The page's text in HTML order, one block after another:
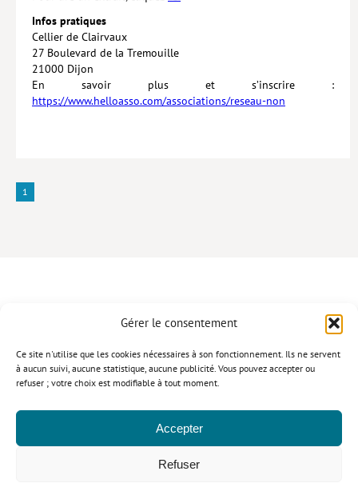
Gérer le consentement
Ce site n'utilise que les cookies nécessaires à son fonctionnement. Ils ne servent
à aucun suivi, aucune statistique, aucune publicité. Vous pouvez accepter ou
refuser ; votre choix est modifiable à tout moment.
Accepter
Refuser
Infos pratiques
Cellier de Clairvaux
27 Boulevard de la Tremouille
21000 Dijon
En savoir plus et s’inscrire :
https://www.helloasso.com/associations/reseau-non
1
CONTACT